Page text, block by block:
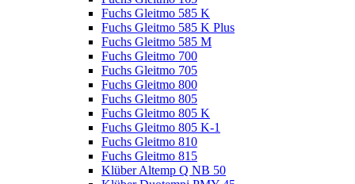
Fuchs Gleitmo 585 K
Fuchs Gleitmo 585 K Plus
Fuchs Gleitmo 585 M
Fuchs Gleitmo 700
Fuchs Gleitmo 705
Fuchs Gleitmo 800
Fuchs Gleitmo 805
Fuchs Gleitmo 805 K
Fuchs Gleitmo 805 K-1
Fuchs Gleitmo 810
Fuchs Gleitmo 815
Klüber Altemp Q NB 50